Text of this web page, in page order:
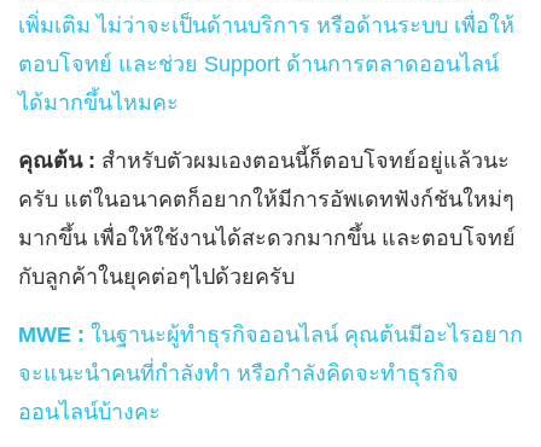
เพิ่มเติม ไม่ว่าจะเป็นด้านบริการ หรือด้านระบบ เพื่อให้
ตอบโจทย์ และช่วย Support ด้านการตลาดออนไลน์
ได้มากขึ้นไหมคะ
คุณต้น : สำหรับตัวผมเองตอนนี้ก็ตอบโจทย์อยู่แล้วนะ
ครับ แต่ในอนาคตก็อยากให้มีการอัพเดทฟังก์ชันใหม่ๆ
มากขึ้น เพื่อให้ใช้งานได้สะดวกมากขึ้น และตอบโจทย์
กับลูกค้าในยุคต่อๆไปด้วยครับ
MWE : ในฐานะผู้ทำธุรกิจออนไลน์ คุณต้นมีอะไรอยาก
จะแนะนำคนที่กำลังทำ หรือกำลังคิดจะทำธุรกิจ
ออนไลน์บ้างคะ